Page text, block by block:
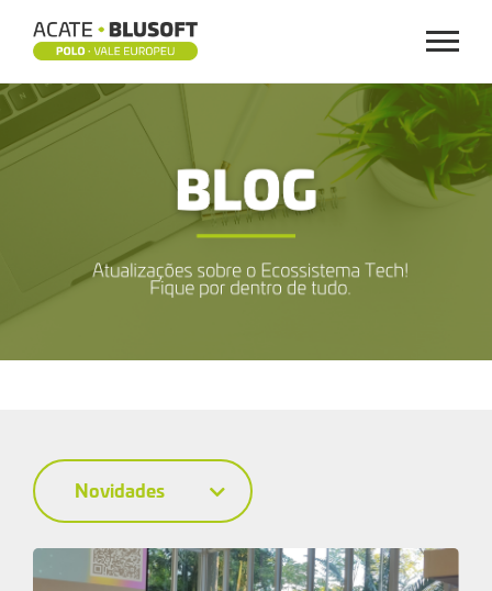
Menu
BLOG
Novidades